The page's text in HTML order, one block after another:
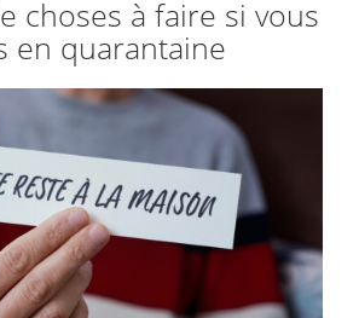
choses à faire si vous
en quarantaine